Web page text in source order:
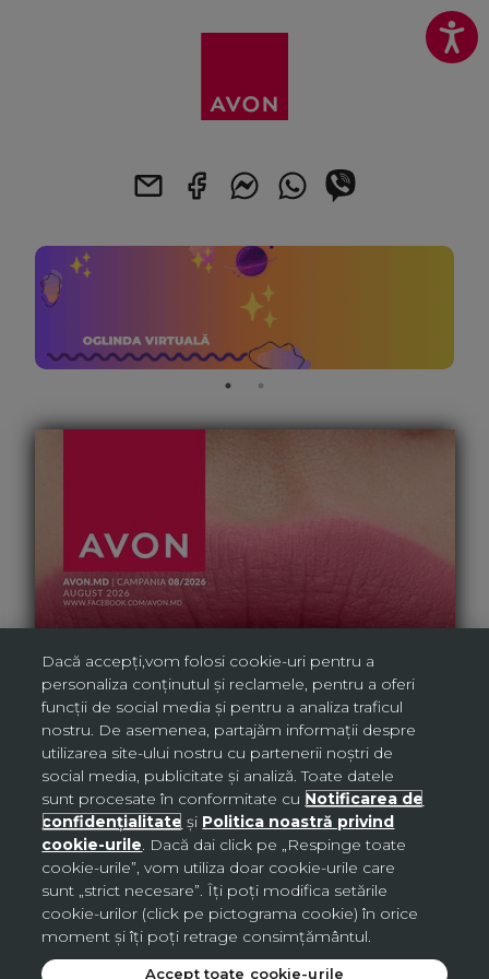
Dacă accepți,vom folosi cookie-uri pentru a
personaliza conținutul și reclamele, pentru a oferi
funcții de social media și pentru a analiza traficul
nostru. De asemenea, partajăm informații despre
utilizarea site-ului nostru cu partenerii noștri de
social media, publicitate și analiză. Toate datele
sunt procesate în conformitate cu Notificarea de
confidențialitate și Politica noastră privind
cookie-urile. Dacă dai click pe „Respinge toate
cookie-urile”, vom utiliza doar cookie-urile care
sunt „strict necesare”. Îți poți modifica setările
cookie-urilor (click pe pictograma cookie) în orice
moment și îți poți retrage consimțământul.
Accept toate cookie-urile